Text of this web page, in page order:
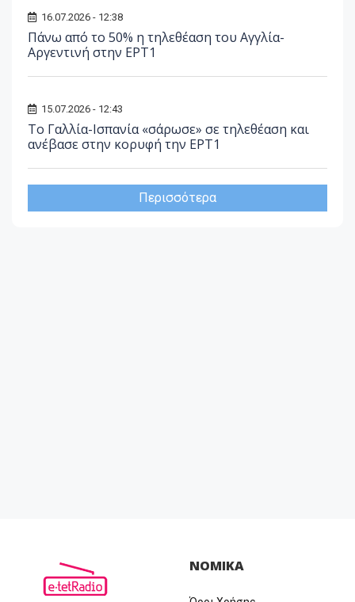
16.07.2026 - 12:38
Πάνω από το 50% η τηλεθέαση του Αγγλία-
Αργεντινή στην ΕΡΤ1
15.07.2026 - 12:43
Το Γαλλία-Ισπανία «σάρωσε» σε τηλεθέαση και
ανέβασε στην κορυφή την ΕΡΤ1
Περισσότερα
ΝΟΜΙΚΑ